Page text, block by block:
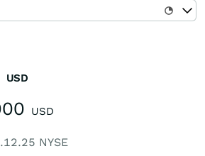
USD
USD
NYSE